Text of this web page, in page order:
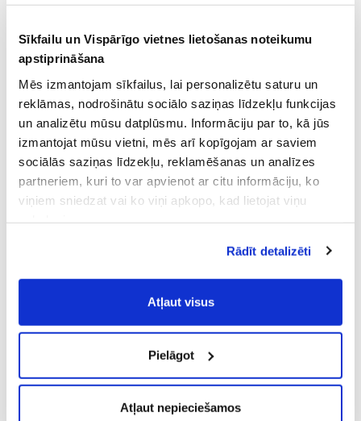
Sīkfailu un Vispārīgo vietnes lietošanas noteikumu
apstiprināšana
Mēs izmantojam sīkfailus, lai personalizētu saturu un
reklāmas, nodrošinātu sociālo saziņas līdzekļu funkcijas
un analizētu mūsu datplūsmu. Informāciju par to, kā jūs
izmantojat mūsu vietni, mēs arī kopīgojam ar saviem
sociālās saziņas līdzekļu, reklamēšanas un analīzes
partneriem, kuri to var apvienot ar citu informāciju, ko
viņiem sniedzat vai ko viņi apkopo, kad lietojat viņu
Vispārīgiem vietnes lietošanas
noteikumiem(saīsināti - VVLN).
Rādīt detalizēti
Atļaut visus
Pielāgot
Atļaut nepieciešamos